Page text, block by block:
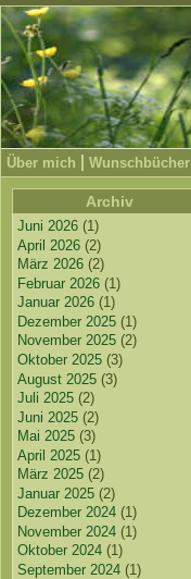
Über mich Wunschbücher
Archiv
Juni 2026 (1)
April 2026 (2)
März 2026 (2)
Februar 2026 (1)
Januar 2026 (1)
Dezember 2025 (1)
November 2025 (2)
Oktober 2025 (3)
August 2025 (3)
Juli 2025 (2)
Juni 2025 (2)
Mai 2025 (3)
April 2025 (1)
März 2025 (2)
Januar 2025 (2)
Dezember 2024 (1)
November 2024 (1)
Oktober 2024 (1)
September 2024 (1)